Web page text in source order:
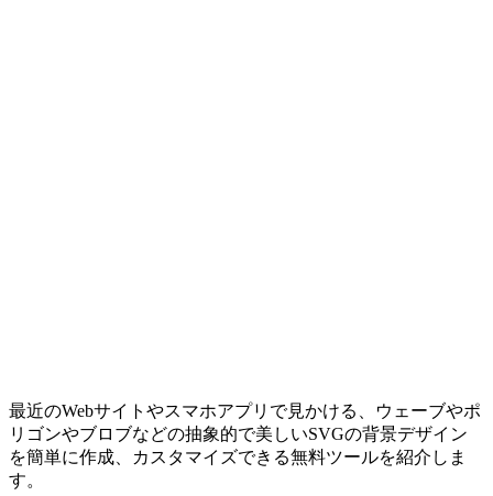
最近のWebサイトやスマホアプリで見かける、ウェーブやポ
リゴンやブロブなどの抽象的で美しいSVGの背景デザイン
を簡単に作成、カスタマイズできる無料ツールを紹介しま
す。